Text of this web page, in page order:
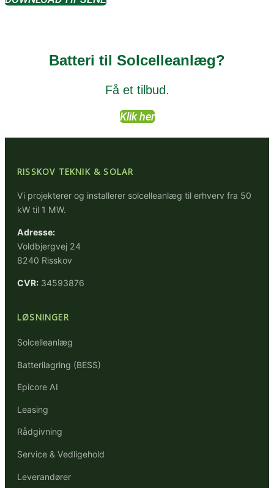
Batteri til Solcelleanlæg?
Få et tilbud.
Klik her
RISSKOV TEKNIK & SOLAR
Vi projekterer og installerer solcelleanlæg til erhverv fra 50
kW til 1 MW.
Adresse:
Voldbjergvej 24
8240 Risskov
CVR: 34593876
LØSNINGER
Solcelleanlæg
Batterilagring (BESS)
Epicore AI
Leasing
Rådgivning
Service & Vedligehold
Leverandører